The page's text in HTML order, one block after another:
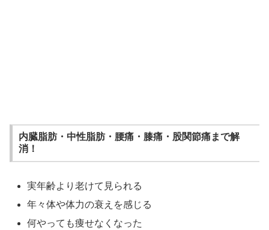
内臓脂肪・中性脂肪・腰痛・膝痛・股関節痛まで解
消！
実年齢より老けて見られる
年々体や体力の衰えを感じる
何やっても痩せなくなった